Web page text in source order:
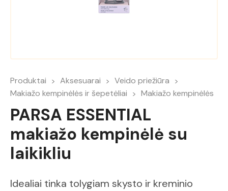
Produktai Aksesuarai
Veido priežiūra
Makiažo kempinėlės ir šepetėliai
Makiažo kempinėlės
PARSA ESSENTIAL
makiažo kempinėlė su
laikikliu
Idealiai tinka tolygiam skysto ir kreminio